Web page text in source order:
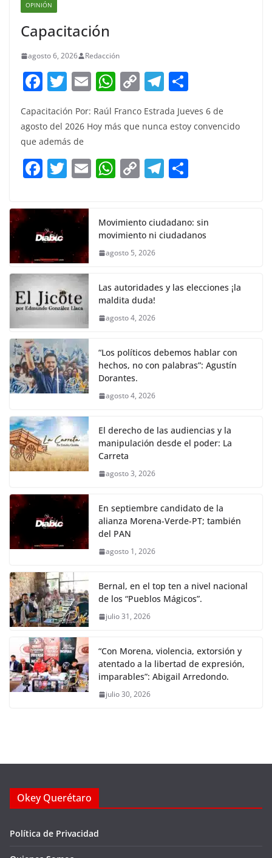
OPINIÓN
Capacitación
agosto 6, 2026 Redacción
F
a
c
e
b
o
k
T
itt
er
E
m
ai
W
at
A
p
C
p
Li
n
T
el
e
a
m
ar
e
Capacitación Por: Raúl Franco Estrada Jueves 6 de
agosto del 2026 Hoy más que nunca estoy convencido
que además de
F
c
e
b
o
o
k
T
itt
er
E W
s
A
p
C
y
Li
k
T
gr
a
e
Movimiento ciudadano: sin
movimiento ni ciudadanos
agosto 5, 2026
Las autoridades y las elecciones ¡la
maldita duda!
agosto 4, 2026
“Los políticos debemos hablar con
hechos, no con palabras”: Agustín
Dorantes.
agosto 4, 2026
El derecho de las audiencias y la
manipulación desde el poder: La
Carreta
agosto 3, 2026
En septiembre candidato de la
alianza Morena-Verde-PT; también
del PAN
agosto 1, 2026
Bernal, en el top ten a nivel nacional
de los “Pueblos Mágicos”.
julio 31, 2026
“Con Morena, violencia, extorsión y
atentado a la libertad de expresión,
imparables”: Abigail Arredondo.
julio 30, 2026
Okey Querétaro
Política de Privacidad